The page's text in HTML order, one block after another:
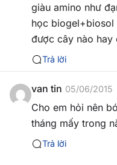
giàu amino như
học
được cây nào hay
Trả lời
van tin 05/06/2015
Cho em hỏi nên
tháng mấy trong
Trả lời